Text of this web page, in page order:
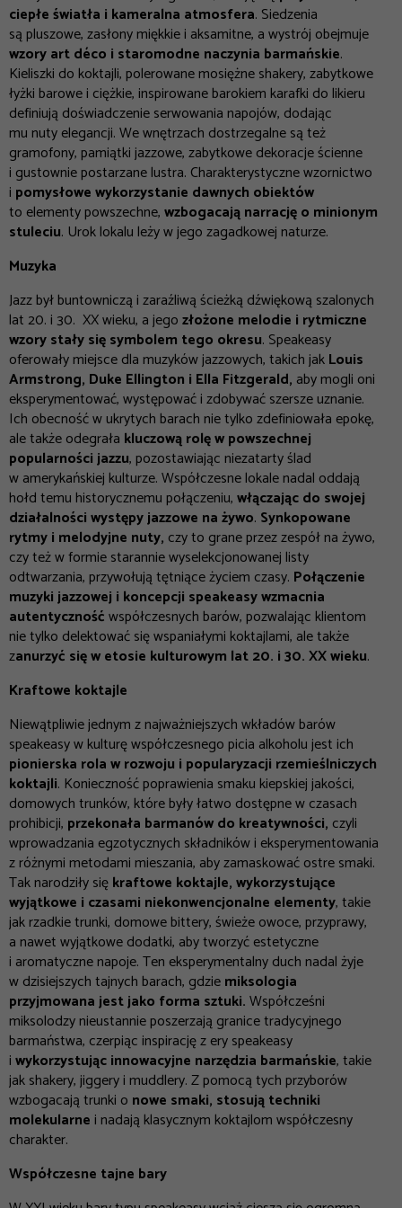
ciepłe światła i kameralna atmosfera. Siedzenia
są pluszowe, zasłony miękkie i aksamitne, a wystrój obejmuje
wzory art déco i staromodne naczynia barmańskie.
Kieliszki do koktajli, polerowane mosiężne shakery, zabytkowe
łyżki barowe i ciężkie, inspirowane barokiem karafki do likieru
definiują doświadczenie serwowania napojów, dodając
mu nuty elegancji. We wnętrzach dostrzegalne są też
gramofony, pamiątki jazzowe, zabytkowe dekoracje ścienne
i gustownie postarzane lustra. Charakterystyczne wzornictwo
i pomysłowe wykorzystanie dawnych obiektów
to elementy powszechne,wzbogacają narrację o minionym
stuleciu. Urok lokalu leży w jego zagadkowej naturze.
Muzyka
Jazz był buntowniczą i zaraźliwą ścieżką dźwiękową szalonych
lat 20. i 30. XX wieku, a jegozłożone melodie i rytmiczne
wzory stały się symbolem tego okresu. Speakeasy
oferowały miejsce dla muzyków jazzowych, takich jakLouis
Armstrong, Duke Ellington i Ella Fitzgerald, aby mogli oni
eksperymentować, występować i zdobywać szersze uznanie.
Ich obecność w ukrytych barach nie tylko zdefiniowała epokę,
ale także odegrała kluczową rolę w powszechnej
popularności jazzu, pozostawiając niezatarty ślad
w amerykańskiej kulturze. Współczesne lokale nadal oddają
hołd temu historycznemu połączeniu,włączając do swojej
działalności występy jazzowe na żywo. Synkopowane
rytmy i melodyjne nuty, czy to grane przez zespół na żywo,
czy też w formie starannie wyselekcjonowanej listy
odtwarzania, przywołują tętniące życiem czasy. Połączenie
muzyki jazzowej i koncepcji speakeasy wzmacnia
autentycznośćwspółczesnych barów, pozwalając klientom
nie tylko delektować się wspaniałymi koktajlami, ale także
zanurzyć się w etosie kulturowym lat 20. i 30. XX wieku.
Kraftowe koktajle
Niewątpliwie jednym z najważniejszych wkładów barów
speakeasy w kulturę współczesnego picia alkoholu jest ich
pionierska rola w rozwoju i popularyzacji rzemieślniczych
koktajli. Konieczność poprawienia smaku kiepskiej jakości,
domowych trunków, które były łatwo dostępne w czasach
prohibicji, przekonała barmanów do kreatywności, czyli
wprowadzania egzotycznych składników i eksperymentowania
z różnymi metodami mieszania, aby zamaskować ostre smaki.
Tak narodziły siękraftowe koktajle, wykorzystujące
wyjątkowe i czasami niekonwencjonalne elementy, takie
jak rzadkie trunki, domowe bittery, świeże owoce, przyprawy,
a nawet wyjątkowe dodatki, aby tworzyć estetyczne
i aromatyczne napoje. Ten eksperymentalny duch nadal żyje
w dzisiejszych tajnych barach, gdziemiksologia
przyjmowana jest jako forma sztuki.Współcześni
miksolodzy nieustannie poszerzają granice tradycyjnego
barmaństwa, czerpiąc inspirację z ery speakeasy
iwykorzystując innowacyjne narzędzia barmańskie, takie
jak shakery, jiggery i muddlery. Z pomocą tych przyborów
wzbogacają trunki o nowe smaki, stosują techniki
molekularnei nadają klasycznym koktajlom współczesny
charakter.
Współczesne tajne bary